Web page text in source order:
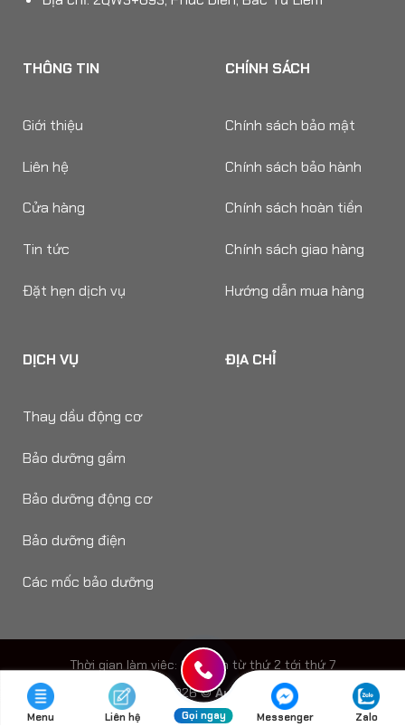
THÔNG TIN
Giới thiệu
Liên hệ
Cửa hàng
Tin tức
Đặt hẹn dịch vụ
CHÍNH SÁCH
Chính sách bảo mật
Chính sách bảo hành
Chính sách hoàn tiền
Chính sách giao hàng
Hướng dẫn mua hàng
DỊCH VỤ
Thay dầu động cơ
Bảo dưỡng gầm
Bảo dưỡng động cơ
Bảo dưỡng điện
Các mốc bảo dưỡng
ĐỊA CHỈ
Thời gian làm viêc: 8h - 18h từ thứ 2 tới thứ 7
Copyright 2026 ©Auto Speedy
Menu Liên hệ Gọi ngay Messenger Zalo